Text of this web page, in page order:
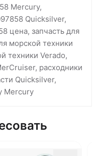
Mercury,
Quicksilver,
цена, запчасть для
морской техники
техники Verado,
расходники
Quicksilver,
Mercury